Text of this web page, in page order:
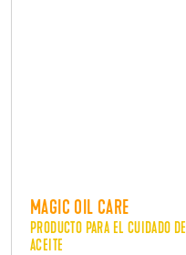
MAGIC OIL CARE
PRODUCTO PARA EL CUIDADO
ACEITE